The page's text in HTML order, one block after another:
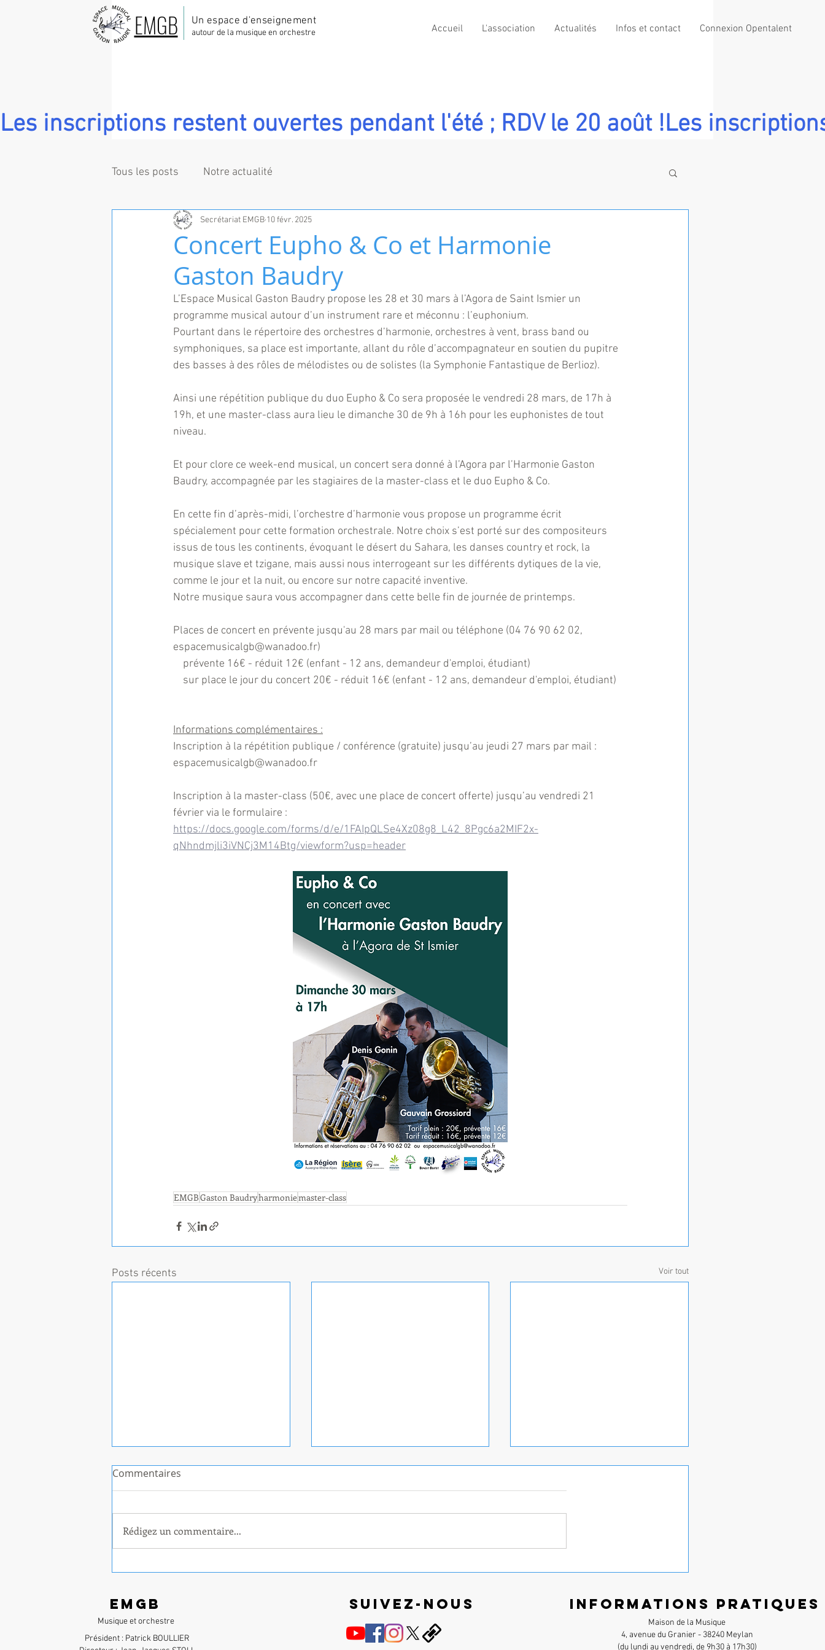
EMGB Un espace d'enseignement
autour de la musique en orchestre Accueil L'association Actualités Infos et contact Connexion Opentalent
Les inscriptions restent ouvertes pendant l'été ; RDV le 20 août !
Tous les posts Notre actualité
Concert Eupho & Co et Harmonie
Gaston Baudry
Secrétariat EMGB 10 févr. 2025
L’Espace Musical Gaston Baudry propose les 28 et 30 mars à l’Agora de Saint Ismier un
programme musical autour d’un instrument rare et méconnu : l’euphonium.
Pourtant dans le répertoire des orchestres d’harmonie, orchestres à vent, brass band ou
symphoniques, sa place est importante, allant du rôle d’accompagnateur en soutien du pupitre
des basses à des rôles de mélodistes ou de solistes (la Symphonie Fantastique de Berlioz).
Ainsi une répétition publique du duo Eupho & Co sera proposée le vendredi 28 mars, de 17h à
19h, et une master-class aura lieu le dimanche 30 de 9h à 16h pour les euphonistes de tout
niveau.
Et pour clore ce week-end musical, un concert sera donné à l’Agora par l’Harmonie Gaston
Baudry, accompagnée par les stagiaires de la master-class et le duo Eupho & Co.
En cette fin d’après-midi, l’orchestre d’harmonie vous propose un programme écrit
spécialement pour cette formation orchestrale. Notre choix s’est porté sur des compositeurs
issus de tous les continents, évoquant le désert du Sahara, les danses country et rock, la
musique slave et tzigane, mais aussi nous interrogeant sur les différents dytiques de la vie,
comme le jour et la nuit, ou encore sur notre capacité inventive.
Notre musique saura vous accompagner dans cette belle fin de journée de printemps.
Places de concert en prévente jusqu'au 28 mars par mail ou téléphone (04 76 90 62 02,
espacemusicalgb@wanadoo.fr)
    prévente 16€ - réduit 12€ (enfant - 12 ans, demandeur d'emploi, étudiant)
    sur place le jour du concert 20€ - réduit 16€ (enfant - 12 ans, demandeur d'emploi, étudiant)
Informations complémentaires :
Inscription à la répétition publique / conférence (gratuite) jusqu’au jeudi 27 mars par mail :
espacemusicalgb@wanadoo.fr
Inscription à la master-class (50€, avec une place de concert offerte) jusqu’au vendredi 21
février via le formulaire :
https://docs.google.com/forms/d/e/1FAIpQLSe4Xz08g8_L42_8Pgc6a2MIF2x-
qNhndmjli3iVNCj3M14Btg/viewform?usp=header
EMGBGaston Baudryharmoniemaster-class
Posts récents Voir tout
Commentaires
Rédigez un commentaire...
EMGB
Musique et orchestre
​Président : Patrick BOULLIER
Suivez-nous Informations pratiques
Maison de la Musique
4, avenue du Granier - 38240 Meylan
(du lundi au vendredi, de 9h30 à 17h30)